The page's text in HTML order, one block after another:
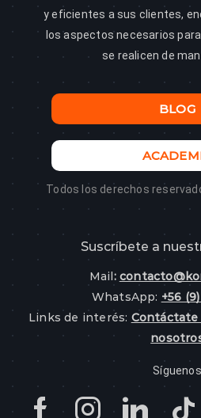
y eficientes a sus clientes,
los aspectos necesarios
se realicen de
BLOG
Todos los derechos
Suscríbete a
Mail:
WhatsApp: +56
Links de interés:
Síguenos